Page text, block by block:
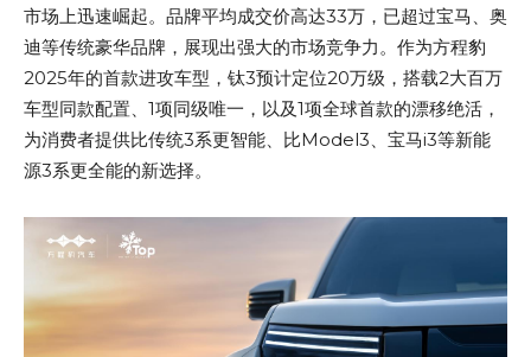
市场上迅速崛起。品牌平均成交价高达33万，已超过宝马、奥
迪等传统豪华品牌，展现出强大的市场竞争力。作为方程豹
2025年的首款进攻车型，钛3预计定位20万级，搭载2大百万
车型同款配置、1项同级唯一，以及1项全球首款的漂移绝活，
为消费者提供比传统3系更智能、比Model3、宝马i3等新能
源3系更全能的新选择。